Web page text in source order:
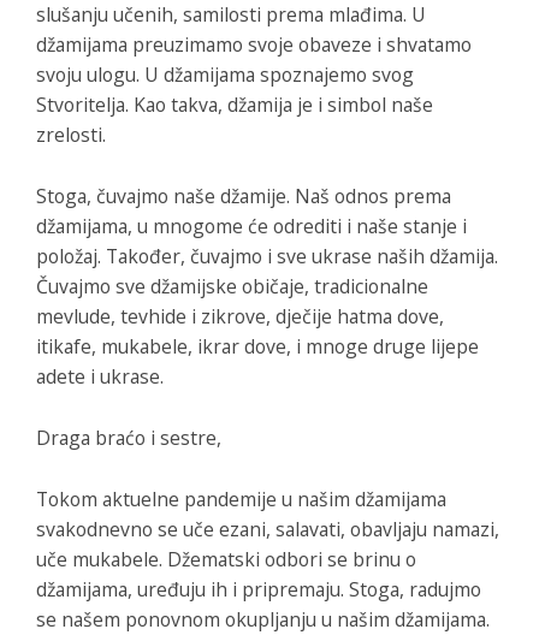
slušanju učenih, samilosti prema mlađima. U
džamijama preuzimamo svoje obaveze i shvatamo
svoju ulogu. U džamijama spoznajemo svog
Stvoritelja. Kao takva, džamija je i simbol naše
zrelosti.
Stoga, čuvajmo naše džamije. Naš odnos prema
džamijama, u mnogome će odrediti i naše stanje i
položaj. Također, čuvajmo i sve ukrase naših džamija.
Čuvajmo sve džamijske običaje, tradicionalne
mevlude, tevhide i zikrove, dječije hatma dove,
itikafe, mukabele, ikrar dove, i mnoge druge lijepe
adete i ukrase.
Draga braćo i sestre,
Tokom aktuelne pandemije u našim džamijama
svakodnevno se uče ezani, salavati, obavljaju namazi,
uče mukabele. Džematski odbori se brinu o
džamijama, uređuju ih i pripremaju. Stoga, radujmo
se našem ponovnom okupljanju u našim džamijama.